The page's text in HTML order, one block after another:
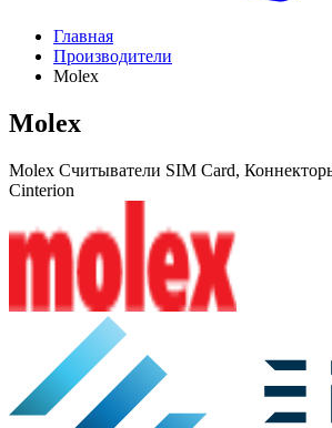
Главная
Производители
Molex
Molex
Molex Считыватели SIM Card,
Cinterion